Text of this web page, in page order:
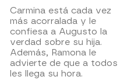
Carmina está cada vez
más acorralada y le
confiesa a Augusto la
verdad sobre su hija.
Además, Ramona le
advierte de que a todos
les llega su hora.